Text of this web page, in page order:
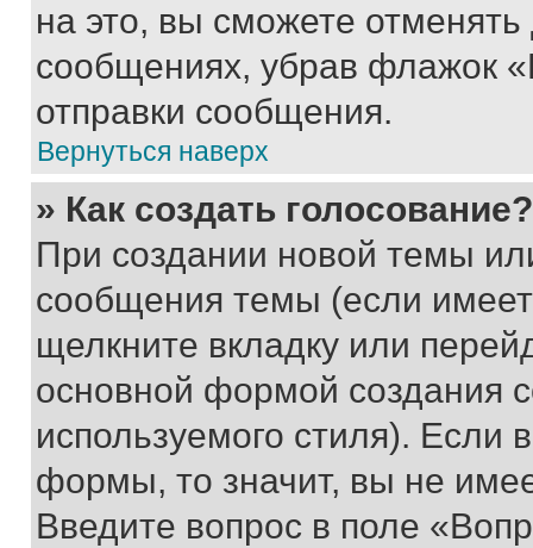
на это, вы сможете
сообщениях, убрав флажок
отправки сообщения.
Вернуться наверх
» Как создать голосование?
При создании новой темы
сообщения темы (если
щелкните вкладку или
основной формой создания
используемого стиля). Если
формы, то значит, вы не
Введите вопрос в поле